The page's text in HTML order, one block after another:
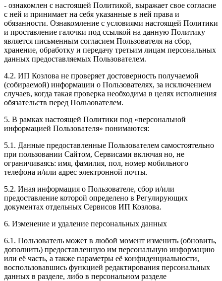
- ознакомлен с настоящей Политикой, выражает свое согласие
с ней и принимает на себя указанные в ней права и
обязанности. Ознакомление с условиями настоящей Политики
и проставление галочки под ссылкой на данную Политику
является письменным согласием Пользователя на сбор,
хранение, обработку и передачу третьим лицам персональных
данных предоставляемых Пользователем.
4.2. ИП Козлова не проверяет достоверность получаемой
(собираемой) информации о Пользователях, за исключением
случаев, когда такая проверка необходима в целях исполнения
обязательств перед Пользователем.
5. В рамках настоящей Политики под «персональной
информацией Пользователя» понимаются:
5.1. Данные предоставленные Пользователем самостоятельно
при пользовании Сайтом, Сервисами включая но, не
ограничиваясь: имя, фамилия, пол, номер мобильного
телефона и/или адрес электронной почты.
5.2. Иная информация о Пользователе, сбор и/или
предоставление которой определено в Регулирующих
документах отдельных Сервисов ИП Козлова.
6. Изменение и удаление персональных данных
6.1. Пользователь может в любой момент изменить (обновить,
дополнить) предоставленную им персональную информацию
или её часть, а также параметры её конфиденциальности,
воспользовавшись функцией редактирования персональных
данных в разделе, либо в персональном разделе